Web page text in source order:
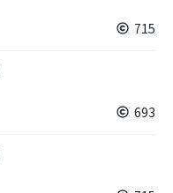
715
693